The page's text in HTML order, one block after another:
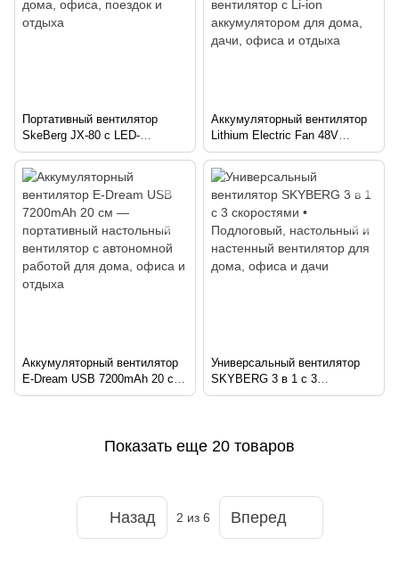
Портативный вентилятор
SkeBerg JX-80 с LED-
подсветкой • Настольный
мини-вентилятор 5W для
дома, офиса, поездок и
отдыха
Аккумуляторный вентилятор
Lithium Electric Fan 48V
черный • Портативный
беспроводной вентилятор с
Li-ion аккумулятором для
дома, дачи, офиса и отдыха
Аккумуляторный вентилятор
E-Dream USB 7200mAh 20 см
— портативный настольный
Универсальный вентилятор
SKYBERG 3 в 1 с 3
скоростями • Подлоговый,
и дачи
Показать еще 20 товаров
Назад 2 из 6 Вперед